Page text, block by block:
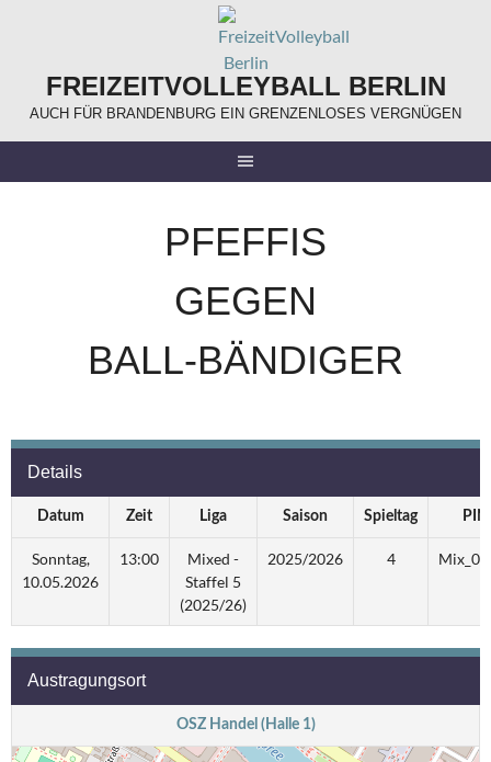
FREIZEITVOLLEYBALL BERLIN
AUCH FÜR BRANDENBURG EIN GRENZENLOSES VERGNÜGEN
PFEFFIS
GEGEN
BALL-BÄNDIGER
Details
Datum Zeit Liga Saison Spieltag PIN
Sonntag,
10.05.2026
13:00
Mixed -
Staffel 5
(2025/26)
2025/2026 4
Austragungsort
OSZ Handel (Halle 1)